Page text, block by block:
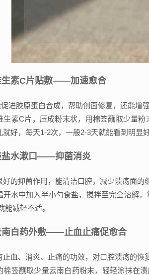
生素C片贴敷——加速愈合
进胶原蛋白合成，帮助创面修复，还能增强
生素C片，压成粉末状，用棉签蘸取少量
好，每天1-2次，一般2-3天就能看到明显好
盐水漱口——抑菌消炎
好的抑菌作用，能清洁口腔，减少溃疡面的
开水中加入半小勺食盐，搅拌至完全溶解
能减轻不适。
南白药外敷——止血止痛促愈合
止血、消炎、止痛的功效，对口腔溃疡的恢
棉签蘸取少量云南白药粉末，轻轻涂抹在